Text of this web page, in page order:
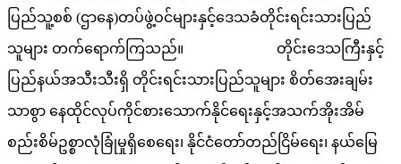
ပြည်သူ့စစ် (ဌာနေ)တပ်ဖွဲ့ဝင်များနှင့်ဒေသခံတိုင်းရင်းသားပြည်
သူများ တက်ရောက်ကြသည်။ တိုင်းဒေသကြီးနှင့်
ပြည်နယ်အသီးသီးရှိ တိုင်းရင်းသားပြည်သူများ စိတ်အေးချမ်း
သာစွာ နေထိုင်လုပ်ကိုင်စားသောက်နိုင်ရေးနှင့်အသက်အိုးအိမ်
စည်းစိမ်ဥစ္စာလုံခြုံမှုရှိစေရေး၊ နိုင်ငံတော်တည်ငြိမ်ရေး၊ နယ်မြေ